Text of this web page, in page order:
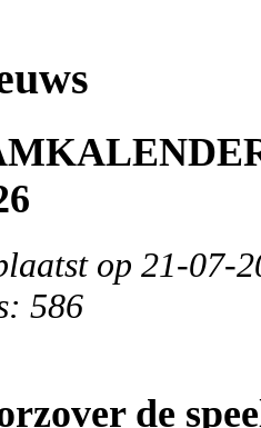
op 21-07-
586
de